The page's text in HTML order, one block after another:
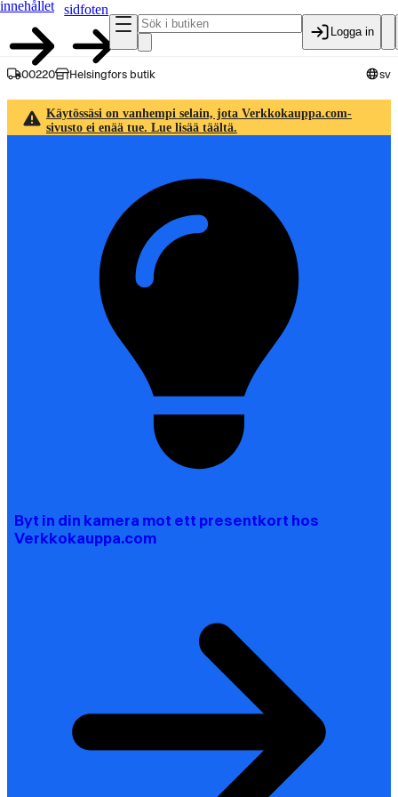
innehållet
sidfoten
Logga in
00220 Helsingfors butik sv
Käytössäsi on vanhempi selain, jota Verkkokauppa.com-
sivusto ei enää tue. Lue lisää täältä.
Byt in din kamera mot ett presentkort hos
Verkkokauppa.com